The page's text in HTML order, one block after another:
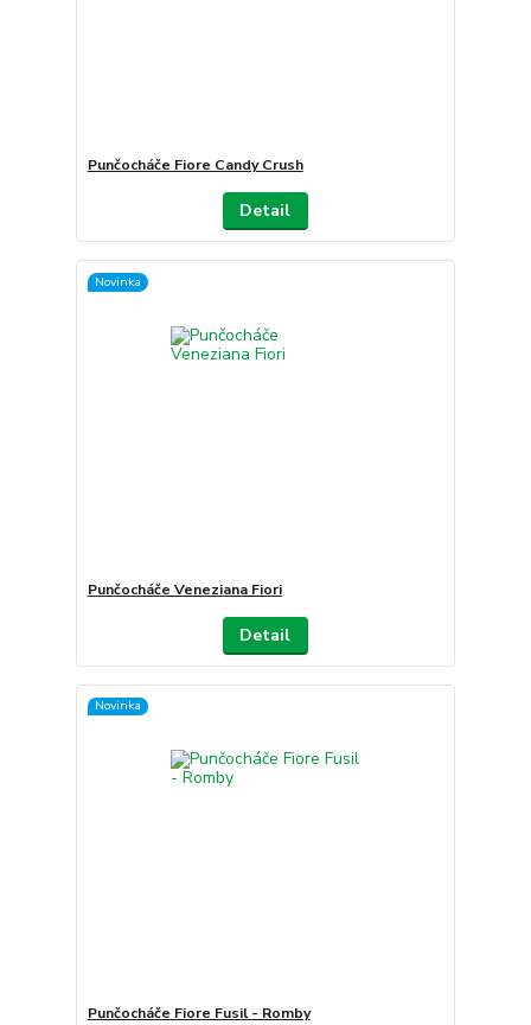
Punčocháče Fiore Candy Crush
Detail
Novinka
Punčocháče Veneziana Fiori
Detail
Novinka
Punčocháče Fiore Fusil - Romby